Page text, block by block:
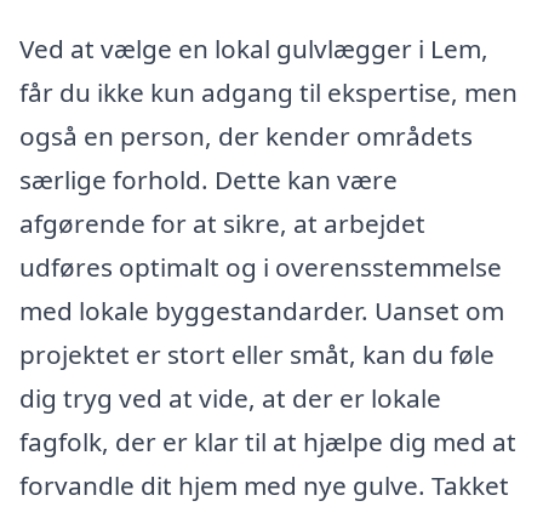
Ved at vælge en lokal gulvlægger i Lem,
får du ikke kun adgang til ekspertise, men
også en person, der kender områdets
særlige forhold. Dette kan være
afgørende for at sikre, at arbejdet
udføres optimalt og i overensstemmelse
med lokale byggestandarder. Uanset om
projektet er stort eller småt, kan du føle
dig tryg ved at vide, at der er lokale
fagfolk, der er klar til at hjælpe dig med at
forvandle dit hjem med nye gulve. Takket